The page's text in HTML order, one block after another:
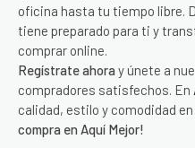
oficina hasta tu tiempo libre.
tiene preparado para ti y
comprar online.
Regístrate ahora y únete a
compradores satisfechos. En
calidad, estilo y comodidad
compra en Aquí Mejor!